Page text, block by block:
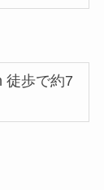
徒歩で約7